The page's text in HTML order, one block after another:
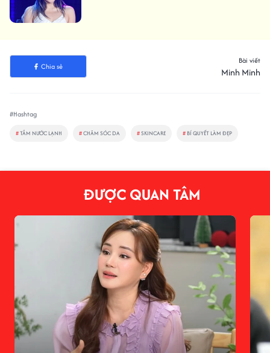
Chia sẻ
Bài viết
Minh Minh
#Hashtag
#TẮM NƯỚC LẠNH #CHĂM SÓC DA #SKINCARE # BÍ QUYẾT LÀM ĐẸP
ĐƯỢC QUAN TÂM